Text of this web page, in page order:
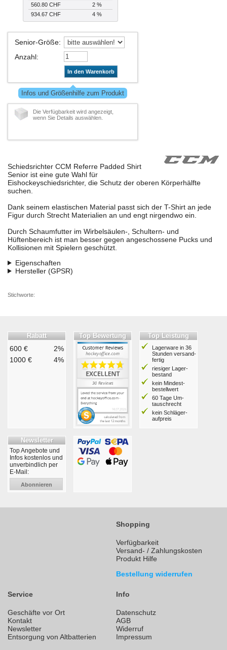
560.80 CHF
2 %
934.67 CHF
4 %
Senior-Größe:
Anzahl:
In den Warenkorb
Infos und Größenhilfe zum Produkt
Die Verfügbarkeit wird angezeigt,
wenn Sie Details auswählen.
Schiedsrichter CCM Referre Padded Shirt
Senior ist eine gute Wahl für
Eishockeyschiedsrichter, die Schutz der oberen Körperhälfte
suchen.
Dank seinem elastischen Material passt sich der T-Shirt an jede
Figur durch Strecht Materialien an und engt nirgendwo ein.
Durch Schaumfutter im Wirbelsäulen-, Schultern- und
Hüftenbereich ist man besser gegen angeschossene Pucks und
Kollisionen mit Spielern geschützt.
Eigenschaften
Hersteller (GPSR)
Stichworte:
Rabatt
600 €
2%
1000 €
4%
Top Bewertung Top Leistung
Lagerware in 36
Stunden ver­sand­
fertig
riesiger Lager­
bestand
kein Mindest­
bestell­wert
60 Tage Um­
tausch­recht
kein Schläger­
aufpreis
Newsletter
Top Angebote und
Infos kostenlos und
unverbindlich per
E-Mail:
Abonnieren
Shopping
Verfügbarkeit
Versand- / Zahlungskosten
Produkt Hilfe
Bestellung widerrufen
Service
Geschäfte vor Ort
Kontakt
Newsletter
Entsorgung von Altbatterien
Info
Datenschutz
AGB
Widerruf
Impressum